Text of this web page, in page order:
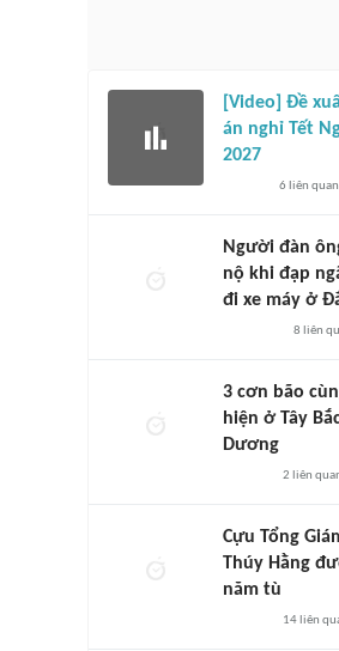
[Video] Đề
án nghỉ Tết
2027
6 liên quan
Người đàn
nộ khi đạp
đi xe máy ở
8 liên
3 cơn bão
hiện ở Tây
Dương
2 liên
Cựu Tổng
Thúy Hằng
năm tù
14 liên